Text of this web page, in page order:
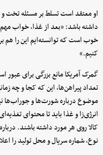
او معتقد است تسلط بر مسئله تخت
داشته باشد: «بعد از غذا، خواب
خوب است که توانسته‌ایم این را هم
کنیم.»
گمرک آمریکا مانع بزرگی برای
تعداد پیراهن‌ها، این که کجا و چه
موضوع درباره شورت‌ها و جوراب‌ها
انرژی‌زا و غذا باید تا محتوای
کالا روی هر مورد داشته باشند.
نوع، شماره سریال و محل تولید را